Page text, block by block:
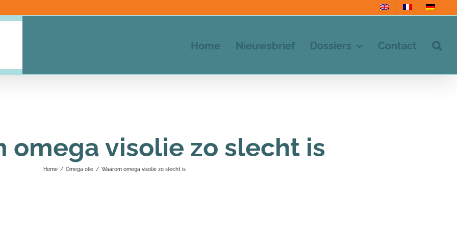
Home Nieuwsbrief Dossiers Contact
omega visolie zo slecht is
Home / Omega olie / Waarom omega visolie zo slecht is